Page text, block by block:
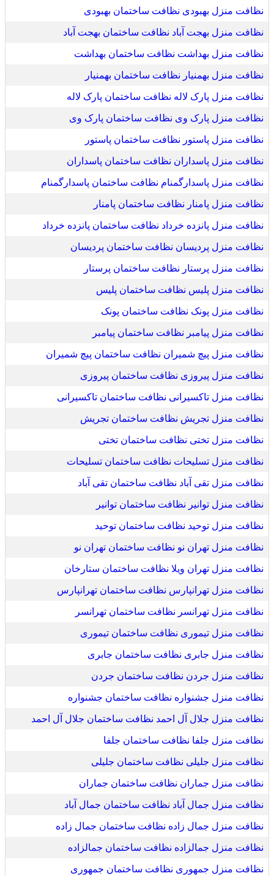
نظافت منزل بهبودی نظافت ساختمان بهبودی
نظافت منزل بهجت آباد نظافت ساختمان بهجت آباد
نظافت منزل بهداشت نظافت ساختمان بهداشت
نظافت منزل بهمنیار نظافت ساختمان بهمنیار
نظافت منزل پارک لاله نظافت ساختمان پارک لاله
نظافت منزل پارک وی نظافت ساختمان پارک وی
نظافت منزل پاستور نظافت ساختمان پاستور
نظافت منزل پاسداران نظافت ساختمان پاسداران
نظافت منزل پاسدارگمنام نظافت ساختمان پاسدارگمنام
نظافت منزل پامنار نظافت ساختمان پامنار
نظافت منزل پانزده خرداد نظافت ساختمان پانزده خرداد
نظافت منزل پردیسان نظافت ساختمان پردیسان
نظافت منزل پرستار نظافت ساختمان پرستار
نظافت منزل پلیس نظافت ساختمان پلیس
نظافت منزل پونک نظافت ساختمان پونک
نظافت منزل پیامبر نظافت ساختمان پیامبر
نظافت منزل پیچ شمیران نظافت ساختمان پیچ شمیران
نظافت منزل پیروزی نظافت ساختمان پیروزی
نظافت منزل تاکسیرانی نظافت ساختمان تاکسیرانی
نظافت منزل تجریش نظافت ساختمان تجریش
نظافت منزل تختی نظافت ساختمان تختی
نظافت منزل تسلیحات نظافت ساختمان تسلیحات
نظافت منزل تقی آباد نظافت ساختمان تقی آباد
نظافت منزل توانیر نظافت ساختمان توانیر
نظافت منزل توحید نظافت ساختمان توحید
نظافت منزل تهران نو نظافت ساختمان تهران نو
نظافت منزل تهران ویلا نظافت ساختمان ستارخان
نظافت منزل تهرانپارس نظافت ساختمان تهرانپارس
نظافت منزل تهرانسر نظافت ساختمان تهرانسر
نظافت منزل تیموری نظافت ساختمان تیموری
نظافت منزل جابری نظافت ساختمان جابری
نظافت منزل جردن نظافت ساختمان جردن
نظافت منزل جشنواره نظافت ساختمان جشنواره
نظافت منزل جلال آل احمد نظافت ساختمان جلال آل احمد
نظافت منزل جلفا نظافت ساختمان جلفا
نظافت منزل جلیلی نظافت ساختمان جلیلی
نظافت منزل جماران نظافت ساختمان جماران
نظافت منزل جمال آباد نظافت ساختمان جمال آباد
نظافت منزل جمال زاده نظافت ساختمان جمال زاده
نظافت منزل جمالزاده نظافت ساختمان جمالزاده
نظافت منزل جمهوری نظافت ساختمان جمهوری